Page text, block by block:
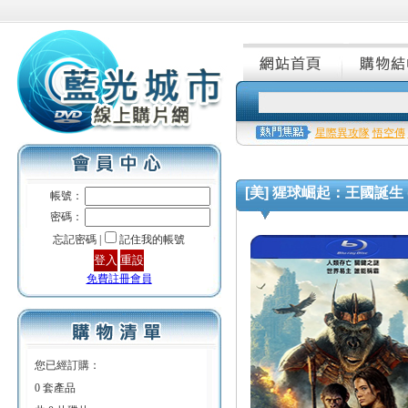
帳號：
密碼：
忘記密碼 |
記住我的帳號
免費註冊會員
您已經訂購：
0 套產品
星際異攻隊 悟空傳
[美] 猩球崛起：王國誕